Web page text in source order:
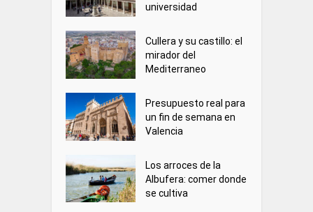
universidad
Cullera y su castillo: el
mirador del
Mediterraneo
Presupuesto real para
un fin de semana en
Valencia
Los arroces de la
Albufera: comer donde
se cultiva